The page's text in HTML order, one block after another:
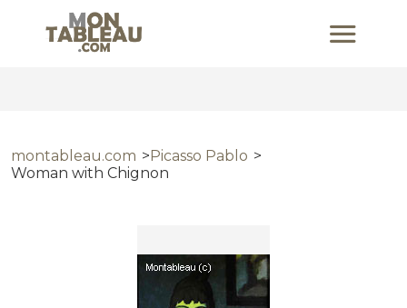
montableau.com
Picasso Pablo
Woman with Chignon